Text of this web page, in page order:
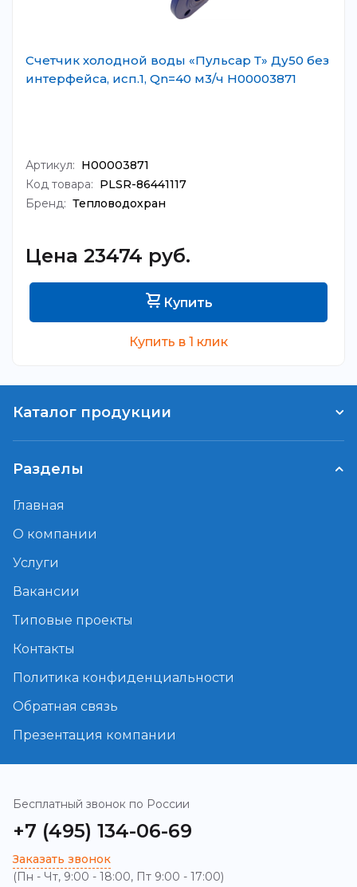
Счетчик холодной воды «Пульсар Т» Ду50 без
интерфейса, исп.1, Qn=40 м3/ч Н00003871
Артикул: Н00003871
Код товара: PLSR-86441117
Бренд: Тепловодохран
Цена 23474 руб.
Купить
Купить в 1 клик
Каталог продукции
Разделы
Главная
О компании
Услуги
Вакансии
Типовые проекты
Контакты
Политика конфиденциальности
Обратная связь
Презентация компании
Бесплатный звонок по России
+7 (495) 134-06-69
Заказать звонок
(Пн - Чт, 9:00 - 18:00, Пт 9:00 - 17:00)